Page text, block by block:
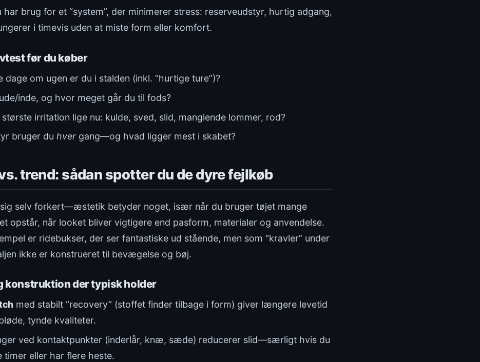
har brug for et “system”, der minimerer stress: reserveudstyr, hurtig adgang,
i timevis uden at miste form eller komfort.
før du køber
dage om ugen er du i stalden (inkl. “hurtige ture”)?
inde, og hvor meget går du til fods?
irritation lige nu: kulde, sved, slid, manglende lommer, rod?
bruger du hvergang—og hvad ligger mest i skabet?
trend: sådan spotter du de dyre fejlkøb
selv forkert—æstetik betyder noget, især når du bruger tøjet mange
opstår, når looket bliver vigtigere end pasform, materialer og anvendelse.
er ridebukser, der ser fantastiske ud stående, men som “kravler” under
ikke er konstrueret til bevægelse og bøj.
konstruktion der typisk holder
med stabilt “recovery” (stoffet finder tilbage i form) giver længere levetid
tynde kvaliteter.
ved kontaktpunkter (inderlår, knæ, sæde) reducerer slid—særligt hvis du
timer eller har flere heste.